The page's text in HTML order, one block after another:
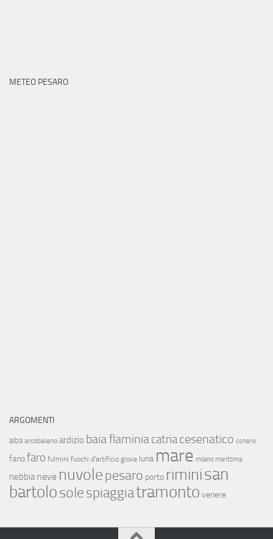
METEO PESARO
ARGOMENTI
alba arcobaleno ardizio baia flaminiacatriacesenatico conero
fanofaro fulmini fuochi d'artificio giove luna mare milano marittima
nebbia neve nuvolepesaro porto riminisan
bartolosolespiaggiatramonto venere